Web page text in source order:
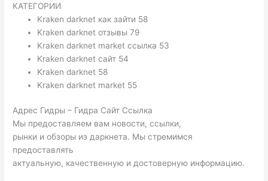
КАТЕГОРИИ
Kraken darknet как зайти 58
Kraken darknet отзывы 79
Kraken darknet market ссылка 53
Kraken darknet сайт 54
Kraken darknet 58
Kraken darknet market 55
Адрес Гидры – Гидра Сайт Ссылка
Мы предоставляем вам новости, ссылки,
рынки и обзоры из даркнета. Мы стремимся
предоставлять
актуальную, качественную и достоверную информацию.